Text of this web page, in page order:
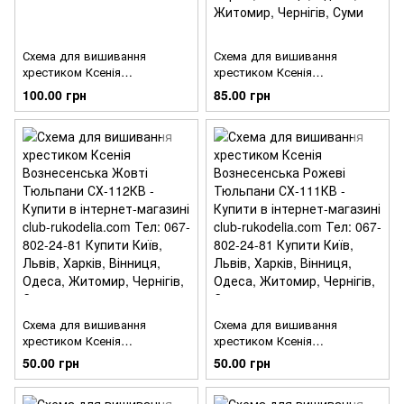
Схема для вишивання
хрестиком Ксенія
Вознесенська Різдво на
північному полюсі СХ-077КВ
100.00 грн
Схема для вишивання
хрестиком Ксенія
Вознесенська Привид та
книги СХ-113КВ
85.00 грн
Схема для вишивання
хрестиком Ксенія
Вознесенська Жовті
Тюльпани СХ-112КВ
50.00 грн
Схема для вишивання
хрестиком Ксенія
Вознесенська Рожеві
Тюльпани СХ-111КВ
50.00 грн